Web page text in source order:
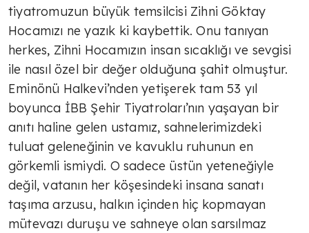
tiyatromuzun büyük temsilcisi Zihni Göktay
Hocamızı ne yazık ki kaybettik. Onu tanıyan
herkes, Zihni Hocamızın insan sıcaklığı ve sevgisi
ile nasıl özel bir değer olduğuna şahit olmuştur.
Eminönü Halkevi’nden yetişerek tam 53 yıl
boyunca İBB Şehir Tiyatroları’nın yaşayan bir
anıtı haline gelen ustamız, sahnelerimizdeki
tuluat geleneğinin ve kavuklu ruhunun en
görkemli ismiydi. O sadece üstün yeteneğiyle
değil, vatanın her köşesindeki insana sanatı
taşıma arzusu, halkın içinden hiç kopmayan
mütevazı duruşu ve sahneye olan sarsılmaz